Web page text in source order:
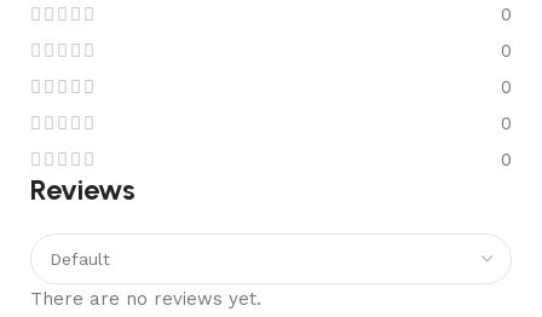
0
0
0
0
0
Reviews
There are no reviews yet.